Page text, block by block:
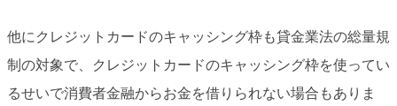
他にクレジットカードのキャッシング枠も貸金業法の総量規
制の対象で、クレジットカードのキャッシング枠を使ってい
るせいで消費者金融からお金を借りられない場合もありま